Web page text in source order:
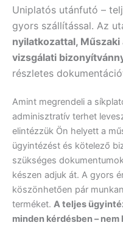
Uniplatós utánfutó –
gyors szállítással. Az
nyilatkozattal,
vizsgálati
részletes
Amint megrendeli a
adminisztratív terhet
elintézzük Ön helyett a
ügyintézést és kötelező
szükséges
készen adjuk át. A gyors
köszönhetően pár
terméket. A teljes
minden kérdésben – nem